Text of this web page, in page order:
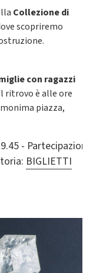
Collezione di
scopriremo
con ragazzi
l ritrovo è alle ore
piazza,
- Partecipazione
BIGLIETTI